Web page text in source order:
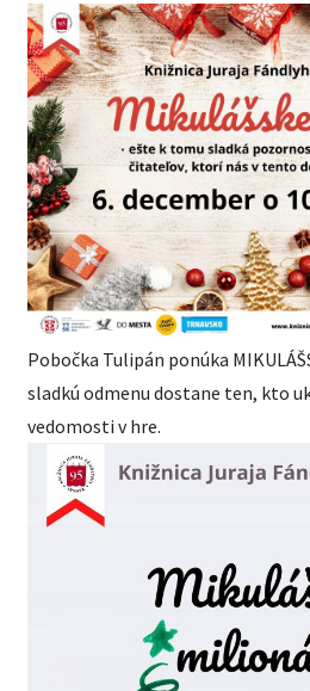
Pobočka Tulipán ponúka
sladkú odmenu dostane ten, kto
vedomosti v hre.